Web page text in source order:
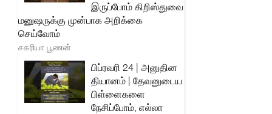
இருப்போம் கிறிஸ்துவை
மனுஷருக்கு முன்பாக அறிக்கை
செய்வோம்
சகரியா பூணன்
பிப்ரவரி 24 | அனுதின
தியானம் | தேவனுடைய
பிள்ளைகளை
நேசிப்போம், எல்லா